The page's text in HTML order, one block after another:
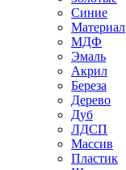
Синие
Материал
МДФ
Эмаль
Акрил
Береза
Дерево
Дуб
ЛДСП
Массив
Пластик